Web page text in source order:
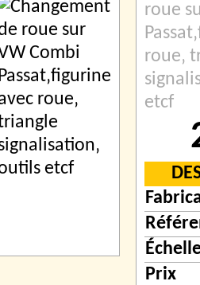
roue
roue‚
etcf
Prix